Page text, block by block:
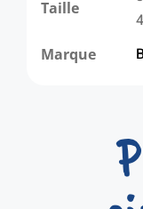
Taille
Marque